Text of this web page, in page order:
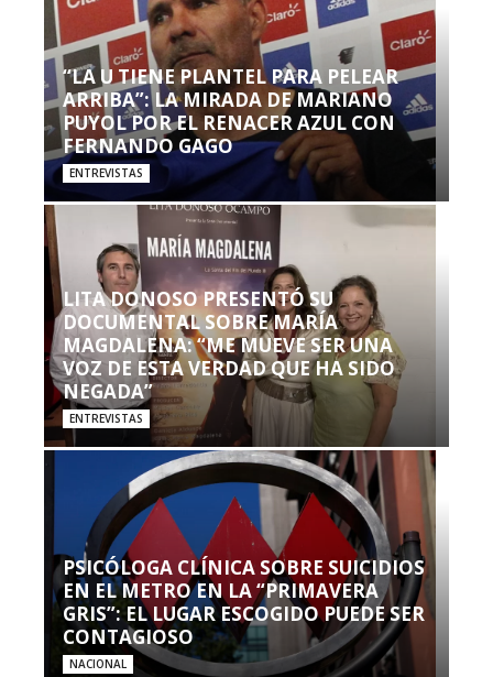
“LA U TIENE PLANTEL PARA PELEAR
ARRIBA”: LA MIRADA DE MARIANO
PUYOL POR EL RENACER AZUL CON
FERNANDO GAGO
ENTREVISTAS
LITA DONOSO PRESENTÓ SU
DOCUMENTAL SOBRE MARÍA
MAGDALENA: “ME MUEVE SER UNA
VOZ DE ESTA VERDAD QUE HA SIDO
NEGADA”
ENTREVISTAS
PSICÓLOGA CLÍNICA SOBRE SUICIDIOS
EN EL METRO EN LA “PRIMAVERA
GRIS”: EL LUGAR ESCOGIDO PUEDE SER
CONTAGIOSO
NACIONAL